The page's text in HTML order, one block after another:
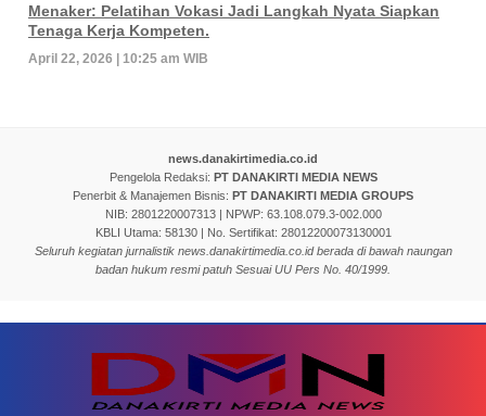
Menaker: Pelatihan Vokasi Jadi Langkah Nyata Siapkan
Tenaga Kerja Kompeten.
April 22, 2026 | 10:25 am WIB
news.danakirtimedia.co.id
Pengelola Redaksi: PT DANAKIRTI MEDIA NEWS
Penerbit & Manajemen Bisnis: PT DANAKIRTI MEDIA GROUPS
NIB: 2801220007313 | NPWP: 63.108.079.3-002.000
KBLI Utama: 58130 | No. Sertifikat: 28012200073130001
Seluruh kegiatan jurnalistik news.danakirtimedia.co.id berada di bawah naungan
badan hukum resmi patuh Sesuai UU Pers No. 40/1999.